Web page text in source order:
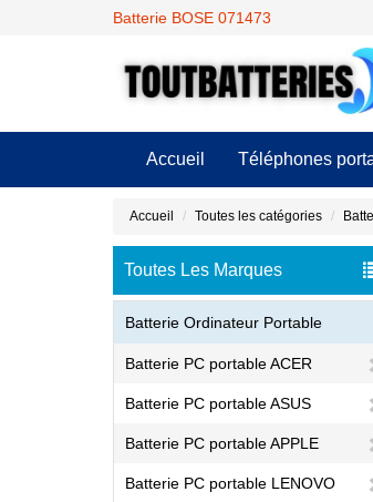
Batterie BOSE 071473
Accueil Téléphones
Accueil Toutes les catégories
Toutes Les Marques
Batterie Ordinateur Portable
Batterie PC portable ACER
Batterie PC portable ASUS
Batterie PC portable APPLE
Batterie PC portable LENOVO